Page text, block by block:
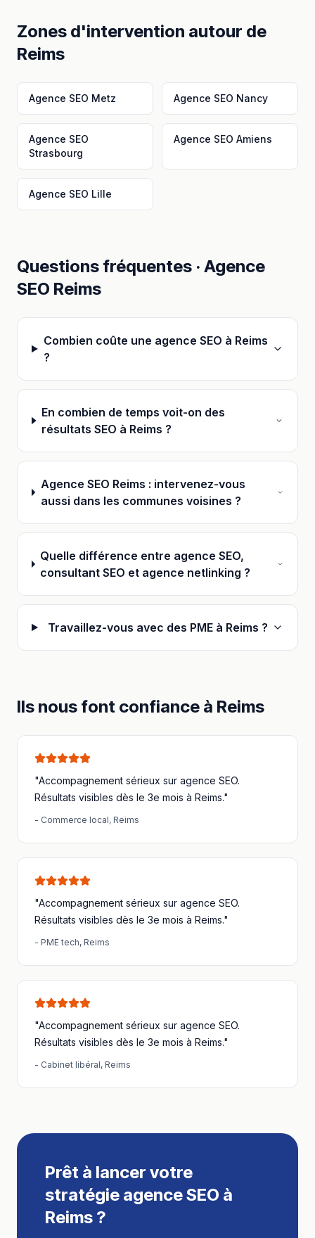
Zones d'intervention autour de
Reims
Agence SEO Metz Agence SEO Nancy
Agence SEO
Strasbourg
Agence SEO Amiens
Agence SEO Lille
Questions fréquentes · Agence
SEO Reims
Combien coûte une agence SEO à Reims
?
En combien de temps voit-on des
résultats SEO à Reims ?
Agence SEO Reims : intervenez-vous
aussi dans les communes voisines ?
Quelle différence entre agence SEO,
consultant SEO et agence netlinking ?
Travaillez-vous avec des PME à Reims ?
Ils nous font confiance à Reims
"Accompagnement sérieux sur agence SEO.
Résultats visibles dès le 3e mois à Reims."
- Commerce local, Reims
"Accompagnement sérieux sur agence SEO.
Résultats visibles dès le 3e mois à Reims."
- PME tech, Reims
"Accompagnement sérieux sur agence SEO.
Résultats visibles dès le 3e mois à Reims."
- Cabinet libéral, Reims
Prêt à lancer votre
stratégie agence SEO à
Reims ?